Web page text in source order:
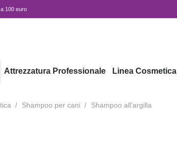
100 euro
Attrezzatura Professionale Linea Cosmetica
/ Shampoo per cani / Shampoo all’argilla